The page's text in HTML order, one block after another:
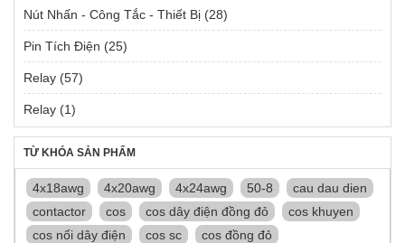
Nút Nhấn - Công Tắc - Thiết Bị (28)
Pin Tích Điện (25)
Relay (57)
Relay (1)
TỪ KHÓA SẢN PHẨM
4x18awg 4x20awg 4x24awg 50-8
cau dau dien
contactor
cos cos dây điện đồng đỏ
cos khuyen
cos nối dây điện
cos sc
cos đồng đỏ